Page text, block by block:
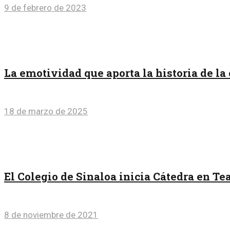
9 de febrero de 2023
La emotividad que aporta la historia de
18 de marzo de 2025
El Colegio de Sinaloa inicia Cátedra en
8 de noviembre de 2021